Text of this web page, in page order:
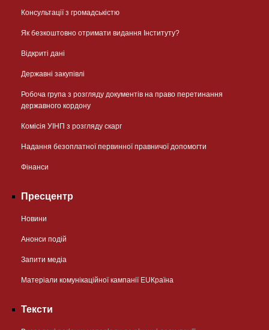
Консультації з громадськістю
Як безкоштовно отримати видання Інституту?
Відкриті дані
Державні закупівлі
Робоча група з розгляду документів на право перетинання
державного кордону
Комісія УІНП з розгляду скарг
Надання безоплатної первинної правничої допомогти
Фінанси
Пресцентр
Новини
Анонси подій
Запити медіа
Матеріали комунікаційної кампанії EUКраїна
Тексти